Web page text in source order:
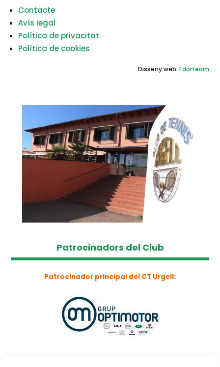
Contacte
Avís legal
Política de privacitat
Política de cookies
Disseny web: Edorteam
Patrocinadors del Club
Patrocinador principal del CT Urgell: